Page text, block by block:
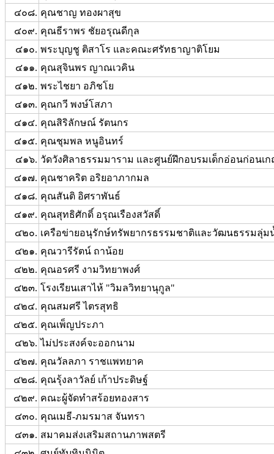
๔๐๘. คุณชาญ ทองผาสุข
๔๐๙. คุณธีราพร ชัยอรุณดีกุล
๔๑๐. พระบุญชู ติสาโร และคณะศรัทธาญาติโยม
๔๑๑. คุณสุจินพร ญาณเวคิน
๔๑๒. พระไชยา อภิชโย
๔๑๓. คุณกวี พงษ์โสภา
๔๑๔. คุณสิริลักษณ์ รัตนกร
๔๑๕. คุณชุมพล หนูอินทร์
๔๑๖. วัดวังศิลาธรรมมาราม และศูนย์ฝึกอบรมเด็กอ่อนก่อนเ
๔๑๗. คุณชาคริต อริยอาภากมล
๔๑๘. คุณสันติ อิศราพันธ์
๔๑๙. คุณสุทธิศักดิ์ อรุณเรืองสวัสดิ์
๔๒๐. เครือข่ายอนุรักษ์ทรัพยากรธรรมชาติและวัฒนธรรมลุ่ม
๔๒๑. คุณวารีรัตน์ ถาน้อย
๔๒๒. คุณอรศรี งามวิทยาพงศ์
๔๒๓. โรงเรียนเสาไห้ "วิมลวิทยานุกูล"
๔๒๔. คุณสมศรี ไตรสุทธิ
๔๒๕. คุณเพ็ญประภา
๔๒๖. ไม่ประสงค์จะออกนาม
๔๒๗. คุณวัลลภา ราชแพทยาค
๔๒๘. คุณรุ้งลาวัลย์ เก้าประดิษฐ์
๔๒๙. คณะผู้จัดทำสร้อยทองสาร
๔๓๐. คุณเมธี-ภมรมาส จันทรา
๔๓๑. สมาคมส่งเสริมสถานภาพสตรี